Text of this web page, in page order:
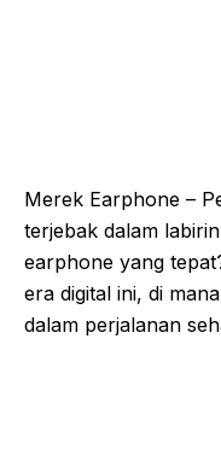
Merek Earphone –
terjebak dalam
earphone yang
era digital ini, di
dalam perjalanan